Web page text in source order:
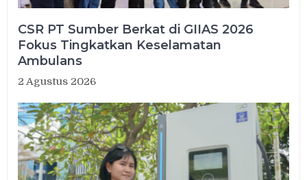
CSR PT Sumber Berkat di GIIAS 2026
Fokus Tingkatkan Keselamatan
Ambulans
2 Agustus 2026